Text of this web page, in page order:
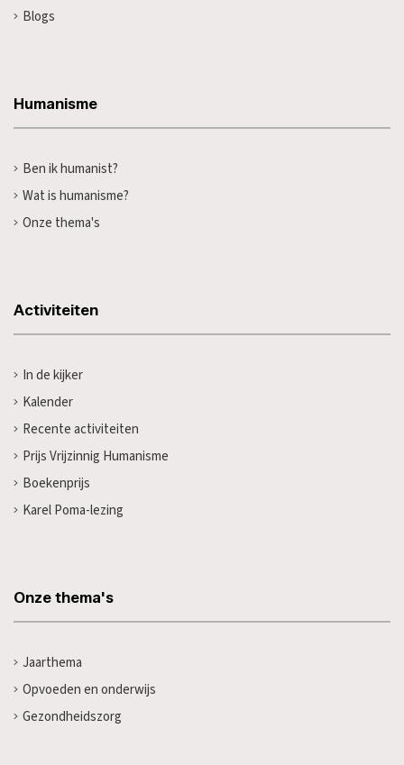
Blogs
Humanisme
Ben ik humanist?
Wat is humanisme?
Onze thema's
Activiteiten
In de kijker
Kalender
Recente activiteiten
Prijs Vrijzinnig Humanisme
Boekenprijs
Karel Poma-lezing
Onze thema's
Jaarthema
Opvoeden en onderwijs
Gezondheidszorg